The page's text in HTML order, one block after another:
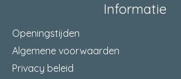
Informatie
Openingstijden
Algemene voorwaarden
Privacy beleid